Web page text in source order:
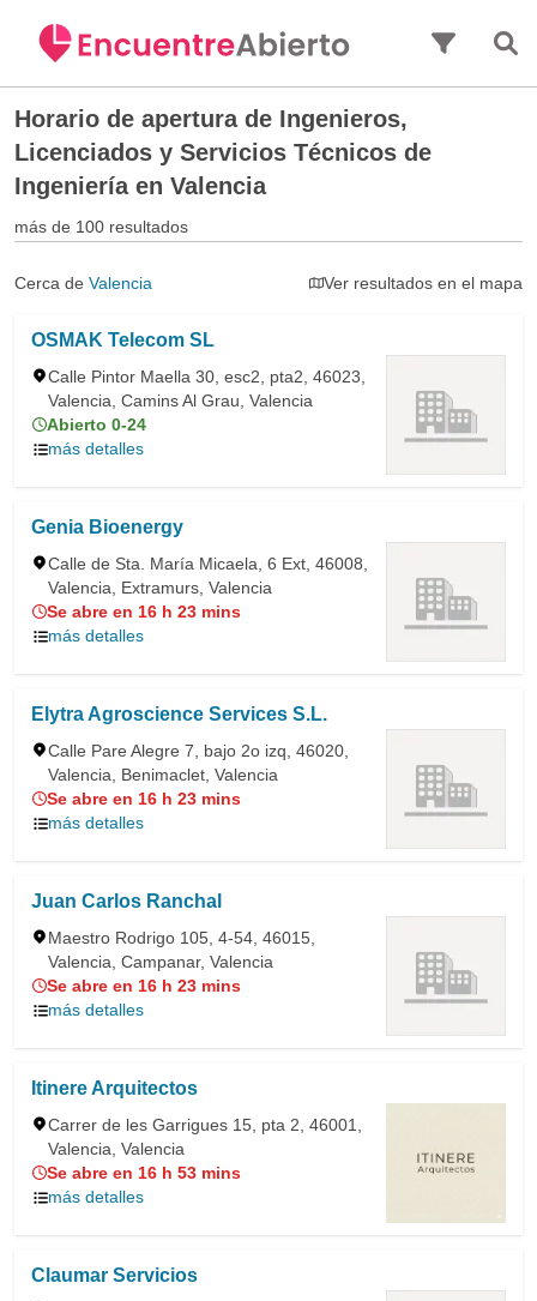
Horario de apertura de Ingenieros,
Licenciados y Servicios Técnicos de
Ingeniería en Valencia
más de 100 resultados
Cerca de Valencia Ver resultados en el mapa
OSMAK Telecom SL
Calle Pintor Maella 30, esc2, pta2, 46023,
Valencia, Camins Al Grau, Valencia
Abierto 0-24
más detalles
Genia Bioenergy
Calle de Sta. María Micaela, 6 Ext, 46008,
Valencia, Extramurs, Valencia
Se abre en 16 h 23 mins
más detalles
Elytra Agroscience Services S.L.
Calle Pare Alegre 7, bajo 2o izq, 46020,
Valencia, Benimaclet, Valencia
Se abre en 16 h 23 mins
más detalles
Juan Carlos Ranchal
Maestro Rodrigo 105, 4-54, 46015,
Valencia, Campanar, Valencia
Se abre en 16 h 23 mins
más detalles
Itinere Arquitectos
Carrer de les Garrigues 15, pta 2, 46001,
Valencia, Valencia
Se abre en 16 h 53 mins
más detalles
Claumar Servicios